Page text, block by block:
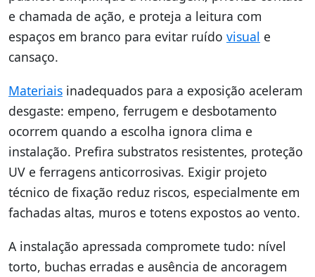
e chamada de ação, e proteja a leitura com
espaços em branco para evitar ruído visual e
cansaço.
Materiais inadequados para a exposição aceleram
desgaste: empeno, ferrugem e desbotamento
ocorrem quando a escolha ignora clima e
instalação. Prefira substratos resistentes, proteção
UV e ferragens anticorrosivas. Exigir projeto
técnico de fixação reduz riscos, especialmente em
fachadas altas, muros e totens expostos ao vento.
A instalação apressada compromete tudo: nível
torto, buchas erradas e ausência de ancoragem